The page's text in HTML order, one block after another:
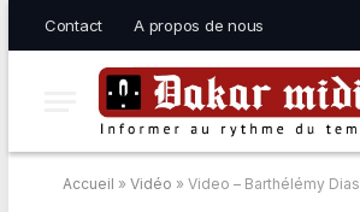
Contact A propos de nous
Accueil » Vidéo » Video – Barthélémy